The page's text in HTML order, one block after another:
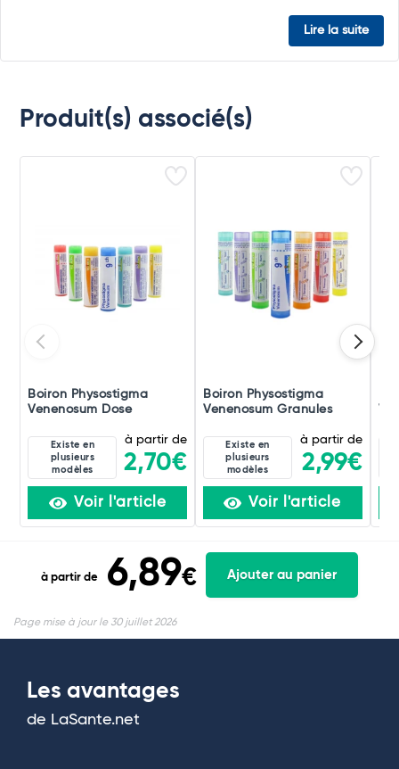
Lire la suite
Produit(s) associé(s)
Boiron Physostigma
Venenosum Dose
Existe en
plusieurs
modèles
à partir de
2,70€
Voir l'article
Boiron Physostigma
Venenosum Granules
Existe en
plusieurs
modèles
à partir de
2,99€
Voir l'article
à partir de 6,89€ Ajouter au panier
Page mise à jour le 30 juillet 2026
Les avantages
de LaSante.net